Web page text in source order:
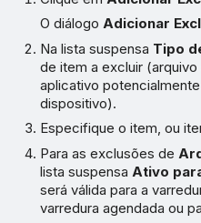
O diálogoAdicionar
Na lista suspensa Tipo
de item a excluir
aplicativo
dispositivo).
Especifique o item, ou
Para as exclusões de
lista suspensa Ativo
será válida para a
varredura agendada ou